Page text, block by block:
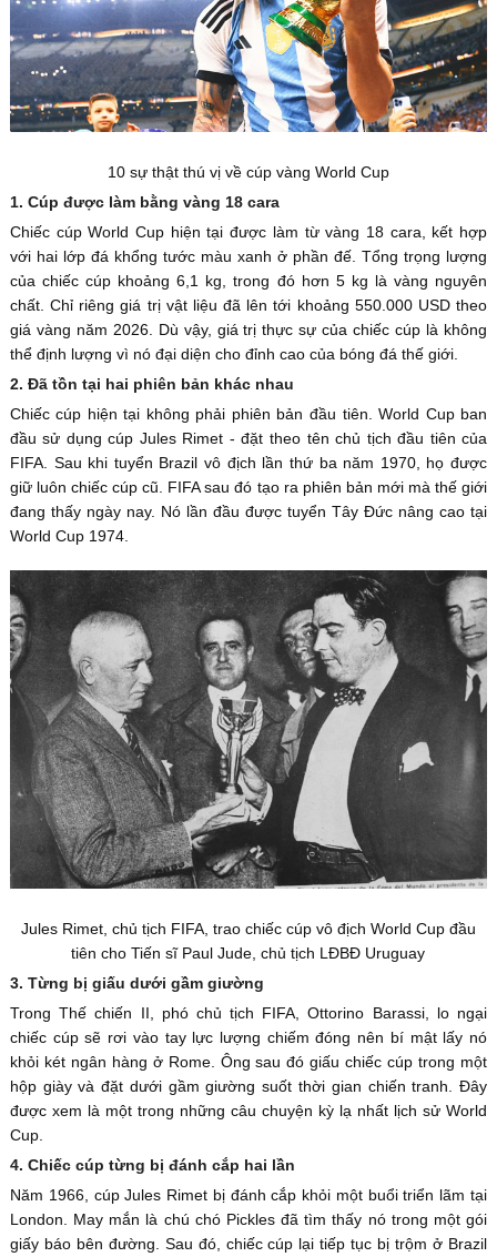
10 sự thật thú vị về cúp vàng World Cup
1. Cúp được làm bằng vàng 18 cara
Chiếc cúp World Cup hiện tại được làm từ vàng 18 cara, kết hợp
với hai lớp đá khổng tước màu xanh ở phần đế. Tổng trọng lượng
của chiếc cúp khoảng 6,1 kg, trong đó hơn 5 kg là vàng nguyên
chất. Chỉ riêng giá trị vật liệu đã lên tới khoảng 550.000 USD theo
giá vàng năm 2026. Dù vậy, giá trị thực sự của chiếc cúp là không
thể định lượng vì nó đại diện cho đỉnh cao của bóng đá thế giới.
2. Đã tồn tại hai phiên bản khác nhau
Chiếc cúp hiện tại không phải phiên bản đầu tiên. World Cup ban
đầu sử dụng cúp Jules Rimet - đặt theo tên chủ tịch đầu tiên của
FIFA. Sau khi tuyển Brazil vô địch lần thứ ba năm 1970, họ được
giữ luôn chiếc cúp cũ. FIFA sau đó tạo ra phiên bản mới mà thế giới
đang thấy ngày nay. Nó lần đầu được tuyển Tây Đức nâng cao tại
World Cup 1974.
Jules Rimet, chủ tịch FIFA, trao chiếc cúp vô địch World Cup đầu
tiên cho Tiến sĩ Paul Jude, chủ tịch LĐBĐ Uruguay
3. Từng bị giấu dưới gầm giường
Trong Thế chiến II, phó chủ tịch FIFA, Ottorino Barassi, lo ngại
chiếc cúp sẽ rơi vào tay lực lượng chiếm đóng nên bí mật lấy nó
khỏi két ngân hàng ở Rome. Ông sau đó giấu chiếc cúp trong một
hộp giày và đặt dưới gầm giường suốt thời gian chiến tranh. Đây
được xem là một trong những câu chuyện kỳ lạ nhất lịch sử World
Cup.
4. Chiếc cúp từng bị đánh cắp hai lần
Năm 1966, cúp Jules Rimet bị đánh cắp khỏi một buổi triển lãm tại
London. May mắn là chú chó Pickles đã tìm thấy nó trong một gói
giấy báo bên đường. Sau đó, chiếc cúp lại tiếp tục bị trộm ở Brazil